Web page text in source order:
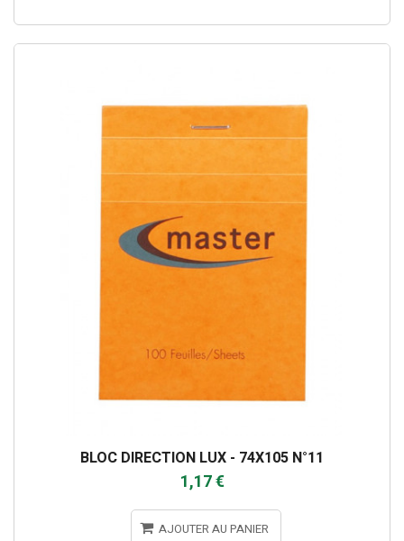
BLOC DIRECTION LUX - 74X105 N°11
1,17 €
AJOUTER AU PANIER